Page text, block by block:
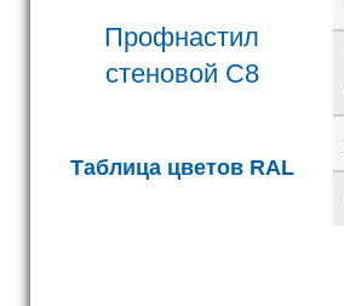
Профнастил
стеновой С8
Таблица цветов RAL